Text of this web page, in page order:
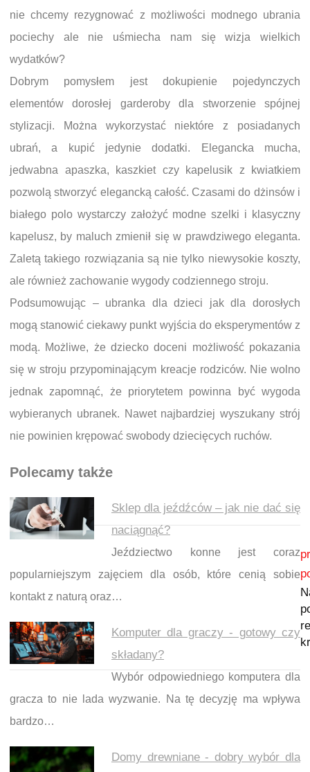
nie chcemy rezygnować z możliwości modnego ubrania
pociechy ale nie uśmiecha nam się wizja wielkich
wydatków?
Dobrym pomysłem jest dokupienie pojedynczych
elementów dorosłej garderoby dla stworzenie spójnej
stylizacji. Można wykorzystać niektóre z posiadanych
ubrań, a kupić jedynie dodatki. Elegancka mucha,
jedwabna apaszka, kaszkiet czy kapelusik z kwiatkiem
pozwolą stworzyć elegancką całość. Czasami do dżinsów i
białego polo wystarczy założyć modne szelki i klasyczny
kapelusz, by maluch zmienił się w prawdziwego eleganta.
Zaletą takiego rozwiązania są nie tylko niewysokie koszty,
ale również zachowanie wygody codziennego stroju.
Podsumowując – ubranka dla dzieci jak dla dorosłych
mogą stanowić ciekawy punkt wyjścia do eksperymentów z
modą. Możliwe, że dziecko doceni możliwość pokazania
się w stroju przypominającym kreacje rodziców. Nie wolno
jednak zapomnąć, że priorytetem powinna być wygoda
wybieranych ubranek. Nawet najbardziej wyszukany strój
nie powinien krępować swobody dziecięcych ruchów.
Polecamy także
Sklep dla jeźdźców – jak nie dać się
naciągnąć?
Jeździectwo konne jest coraz
popularniejszym zajęciem dla osób, które cenią sobie
kontakt z naturą oraz…
Komputer dla graczy - gotowy czy
składany?
Wybór odpowiedniego komputera dla
gracza to nie lada wyzwanie. Na tę decyzję ma wpływa
bardzo…
Domy drewniane - dobry wybór dla
Nawigacja wpisu